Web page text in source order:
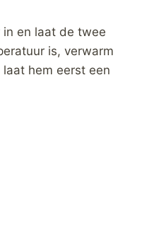
en laat de twee
is, verwarm
hem eerst een